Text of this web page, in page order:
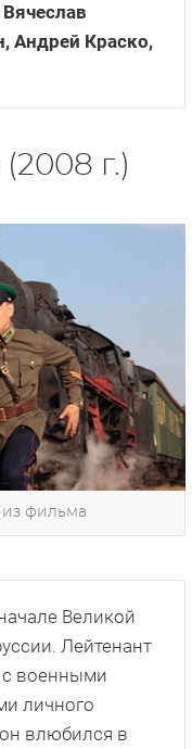
Андрей Краско,
г.)
из фильма
Великой
Лейтенант
с военными
личного
он влюбился в